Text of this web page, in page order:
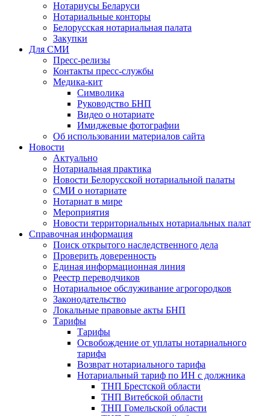
Нотариусы Беларуси
Нотариальные конторы
Белорусская нотариальная палата
Закупки
Для СМИ
Пресс-релизы
Контакты пресс-службы
Медика-кит
Символика
Руководство БНП
Видео о нотариате
Имиджевые фотографии
Об использовании материалов сайта
Новости
Актуально
Нотариальная практика
Новости Белорусской нотариальной палаты
СМИ о нотариате
Нотариат в мире
Мероприятия
Новости территориальных нотариальных палат
Справочная информация
Поиск открытого наследственного дела
Проверить доверенность
Единая информационная линия
Реестр переводчиков
Нотариальное обслуживание агрогородков
Законодательство
Локальные правовые акты БНП
Тарифы
Тарифы
Освобождение от уплаты нотариального
тарифа
Возврат нотариального тарифа
Нотариальный тариф по ИН с должника
ТНП Брестской области
ТНП Витебской области
ТНП Гомельской области